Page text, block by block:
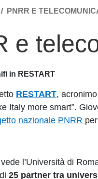
PNRR E
e
in RESTART
RESTART,
Italy more smart”.
nazionale PNRR
l’Università di
25 partner tra